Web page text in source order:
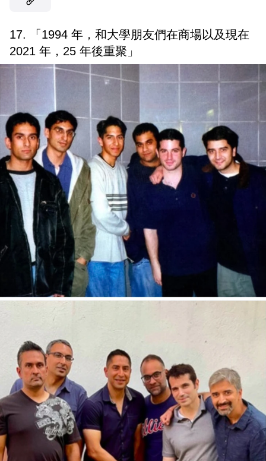
17. 「1994 年，和大學朋友們在商場以及現在
2021 年，25 年後重聚」